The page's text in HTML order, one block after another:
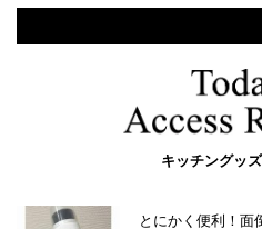
キッチングッ
とにかく便利！面